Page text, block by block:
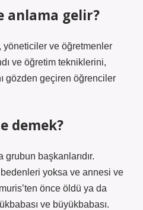
anlama gelir?
yöneticiler ve öğretmenler
ve öğretim tekniklerini,
gözden geçiren öğrenciler
demek?
başkanlarıdır.
yoksa ve annesi ve
önce öldü ya da
ve büyükbabası.